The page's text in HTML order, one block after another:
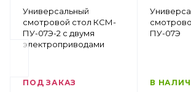
Универсальный
смотровой стол КСМ-
ПУ-07Э-2 с двумя
электроприводами
ПОД ЗАКАЗ
ПУ-07Э
В